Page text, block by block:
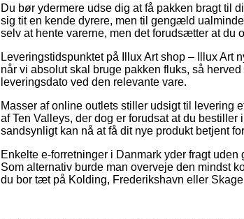
Du bør ydermere udse dig at få pakken bragt til
sig tit en kende dyrere, men til gengæld
selv at hente varerne, men det forudsætter at
Leveringstidspunktet på Illux Art shop – Illux Art
når vi absolut skal bruge pakken fluks, så
leveringsdato ved den relevante vare.
Masser af online outlets stiller udsigt til levering
af Ten Valleys, der dog er forudsat at du
sandsynligt kan nå at få dit nye produkt betjent
Enkelte e-forretninger i Danmark yder fragt
Som alternativ burde man overveje den mindst
du bor tæt på Kolding, Frederikshavn eller